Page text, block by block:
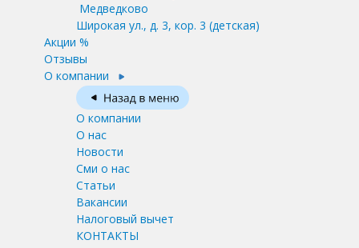
Медведково
Широкая ул., д. 3, кор. 3 (детская)
Акции %
Отзывы
О компании
О компании
О нас
Новости
Сми о нас
Статьи
Вакансии
Налоговый вычет
КОНТАКТЫ